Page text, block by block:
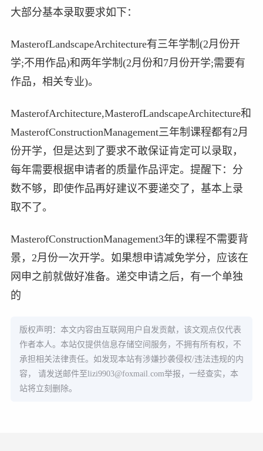
大部分基本录取要求如下：
MasterofLandscapeArchitecture有三年学制(2月份开
学;不用作品)和两年学制(2月份和7月份开学;需要有
作品，相关专业)。
MasterofArchitecture,MasterofLandscapeArchitecture和
MasterofConstructionManagement三年制课程都有2月
份开学，但是达到了要求不敢保证肯定可以录取，
每年需要根据申请者的质量作品评定。提醒下：分
数不够，即使作品再好建议不要递交了，基本上录
取不了。
MasterofConstructionManagement3年的课程不需要背
景，2月份一次开学。如果想申请减免学分，应该在
网申之前就做好准备。递交申请之后，有一个单独
的
版权声明：本文内容由互联网用户自发贡献，该文观点仅代表
作者本人。本站仅提供信息存储空间服务，不拥有所有权，不
承担相关法律责任。如发现本站有涉嫌抄袭侵权/违法违规的内
容， 请发送邮件至lizi9903@foxmail.com举报，一经查实，本
站将立刻删除。